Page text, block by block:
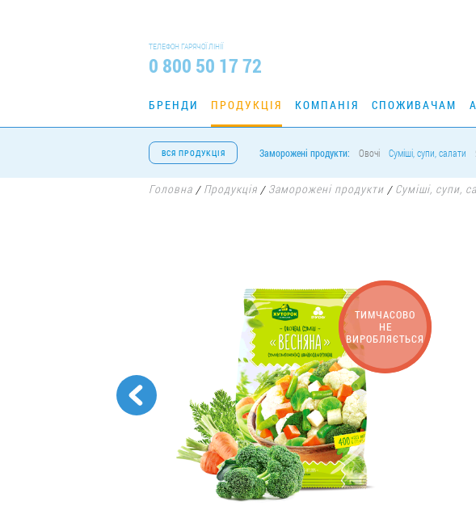
ТЕЛЕФОН ГАРЯЧОЇ ЛІНІЇ
0 800 50 17 72
БРЕНДИ ПРОДУКЦІЯ КОМПАНІЯ СПОЖИВАЧАМ
ВСЯ ПРОДУКЦІЯ Заморожені продукти: Овочі Суміші, супи, салати
Головна / Продукція / Заморожені продукти / Суміші, супи,
ТИМЧАСОВО
НЕ
ВИРОБЛЯЄТЬСЯ